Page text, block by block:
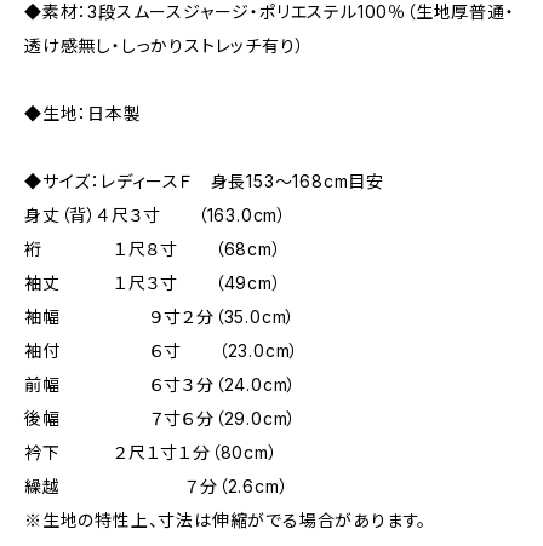
◆素材：3段スムースジャージ・ポリエステル100％（生地厚普通・
透け感無し・しっかりストレッチ有り）
◆生地：日本製
◆サイズ：レディースＦ 身長153～168cm目安
身丈（背）４尺３寸 （163.0cm）
裄 １尺８寸 （68cm）
袖丈 １尺３寸 （49cm）
袖幅 ９寸２分（35.0cm）
袖付 ６寸 （23.0cm）
前幅 ６寸３分（24.0cm）
後幅 ７寸６分（29.0cm）
衿下 ２尺１寸１分（80cm）
繰越 ７分（2.6cm）
※生地の特性上、寸法は伸縮がでる場合があります。